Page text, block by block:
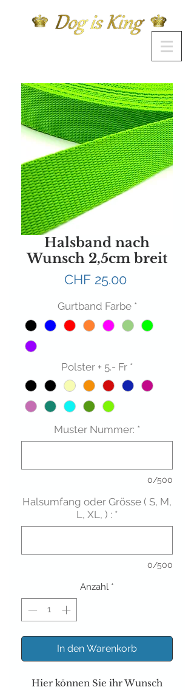
Halsband nach
Wunsch 2,5cm breit
CHF 25.00Preis
Gurtband Farbe *
Polster + 5.- Fr *
Muster Nummer: *
0/500
Halsumfang oder Grösse ( S, M,
L, XL, ) : *
0/500
Anzahl *
In den Warenkorb
Hier können Sie ihr Wunsch